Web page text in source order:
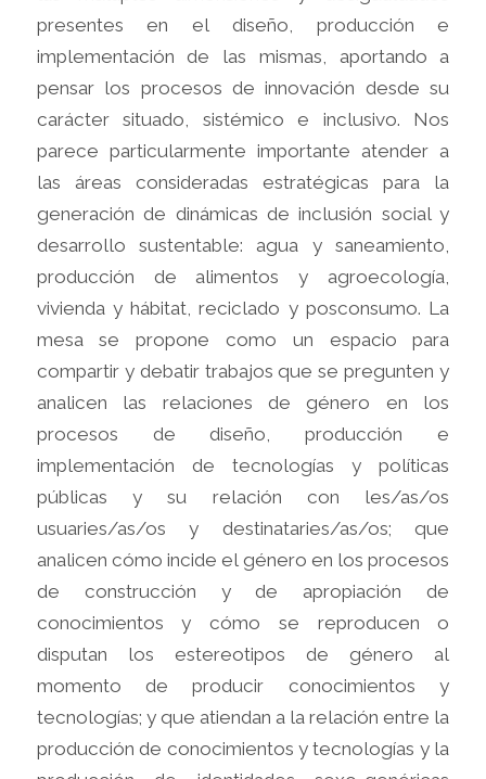
presentes en el diseño, producción e
implementación de las mismas, aportando a
pensar los procesos de innovación desde su
carácter situado, sistémico e inclusivo. Nos
parece particularmente importante atender a
las áreas consideradas estratégicas para la
generación de dinámicas de inclusión social y
desarrollo sustentable: agua y saneamiento,
producción de alimentos y agroecología,
vivienda y hábitat, reciclado y posconsumo. La
mesa se propone como un espacio para
compartir y debatir trabajos que se pregunten y
analicen las relaciones de género en los
procesos de diseño, producción e
implementación de tecnologías y políticas
públicas y su relación con les/as/os
usuaries/as/os y destinataries/as/os; que
analicen cómo incide el género en los procesos
de construcción y de apropiación de
conocimientos y cómo se reproducen o
disputan los estereotipos de género al
momento de producir conocimientos y
tecnologías; y que atiendan a la relación entre la
producción de conocimientos y tecnologías y la